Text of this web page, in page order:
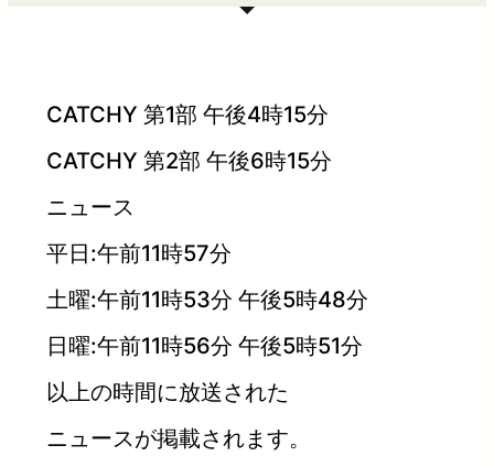
CATCHY 第1部 午後4時15分
CATCHY 第2部 午後6時15分
ニュース
平日:午前11時57分
土曜:午前11時53分 午後5時48分
日曜:午前11時56分 午後5時51分
以上の時間に放送された
ニュースが掲載されます。